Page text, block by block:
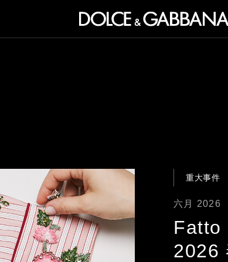
重大事件
六月 2026
Fatto
2026